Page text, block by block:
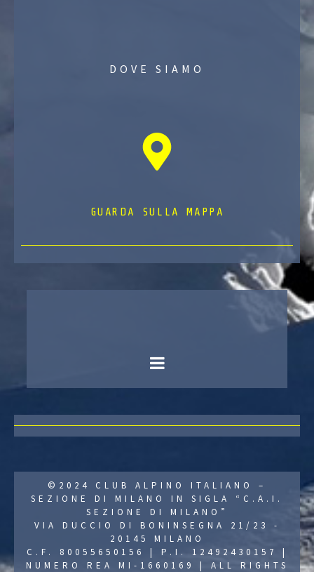
DOVE SIAMO
GUARDA SULLA MAPPA
©2024 CLUB ALPINO ITALIANO –
SEZIONE DI MILANO IN SIGLA “C.A.I.
SEZIONE DI MILANO”
VIA DUCCIO DI BONINSEGNA 21/23 -
20145 MILANO
C.F. 80055650156 | P.I. 12492430157 |
NUMERO REA MI-1660169 | ALL RIGHTS